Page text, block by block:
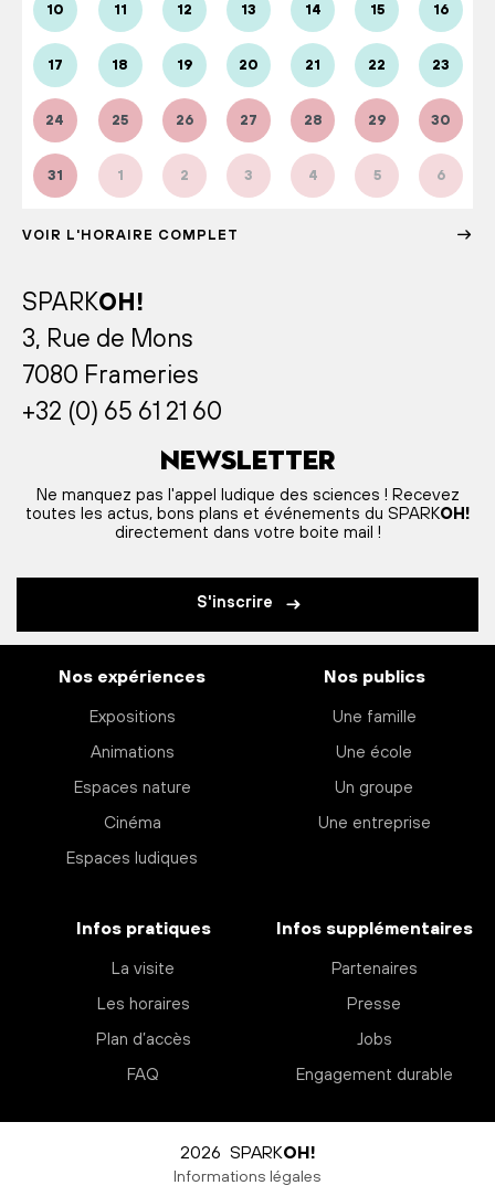
10 11 12 13 14 15 16
17 18 19 20 21 22 23
24 25 26 27 28 29 30
31 1 2 3 4 5 6
VOIR L'HORAIRE COMPLET
SPARKOH!
3, Rue de Mons
7080 Frameries
+32 (0) 65 61 21 60
Newsletter
Ne manquez pas l'appel ludique des sciences ! Recevez
toutes les actus, bons plans et événements du SPARKOH!
directement dans votre boite mail !
S'inscrire
Nos expériences
Expositions
Animations
Espaces nature
Cinéma
Espaces ludiques
Nos publics
Une famille
Une école
Un groupe
Une entreprise
Infos pratiques
La visite
Les horaires
Plan d’accès
FAQ
Infos supplémentaires
Partenaires
Presse
Jobs
Engagement durable
2026 SPARKOH!
Informations légales